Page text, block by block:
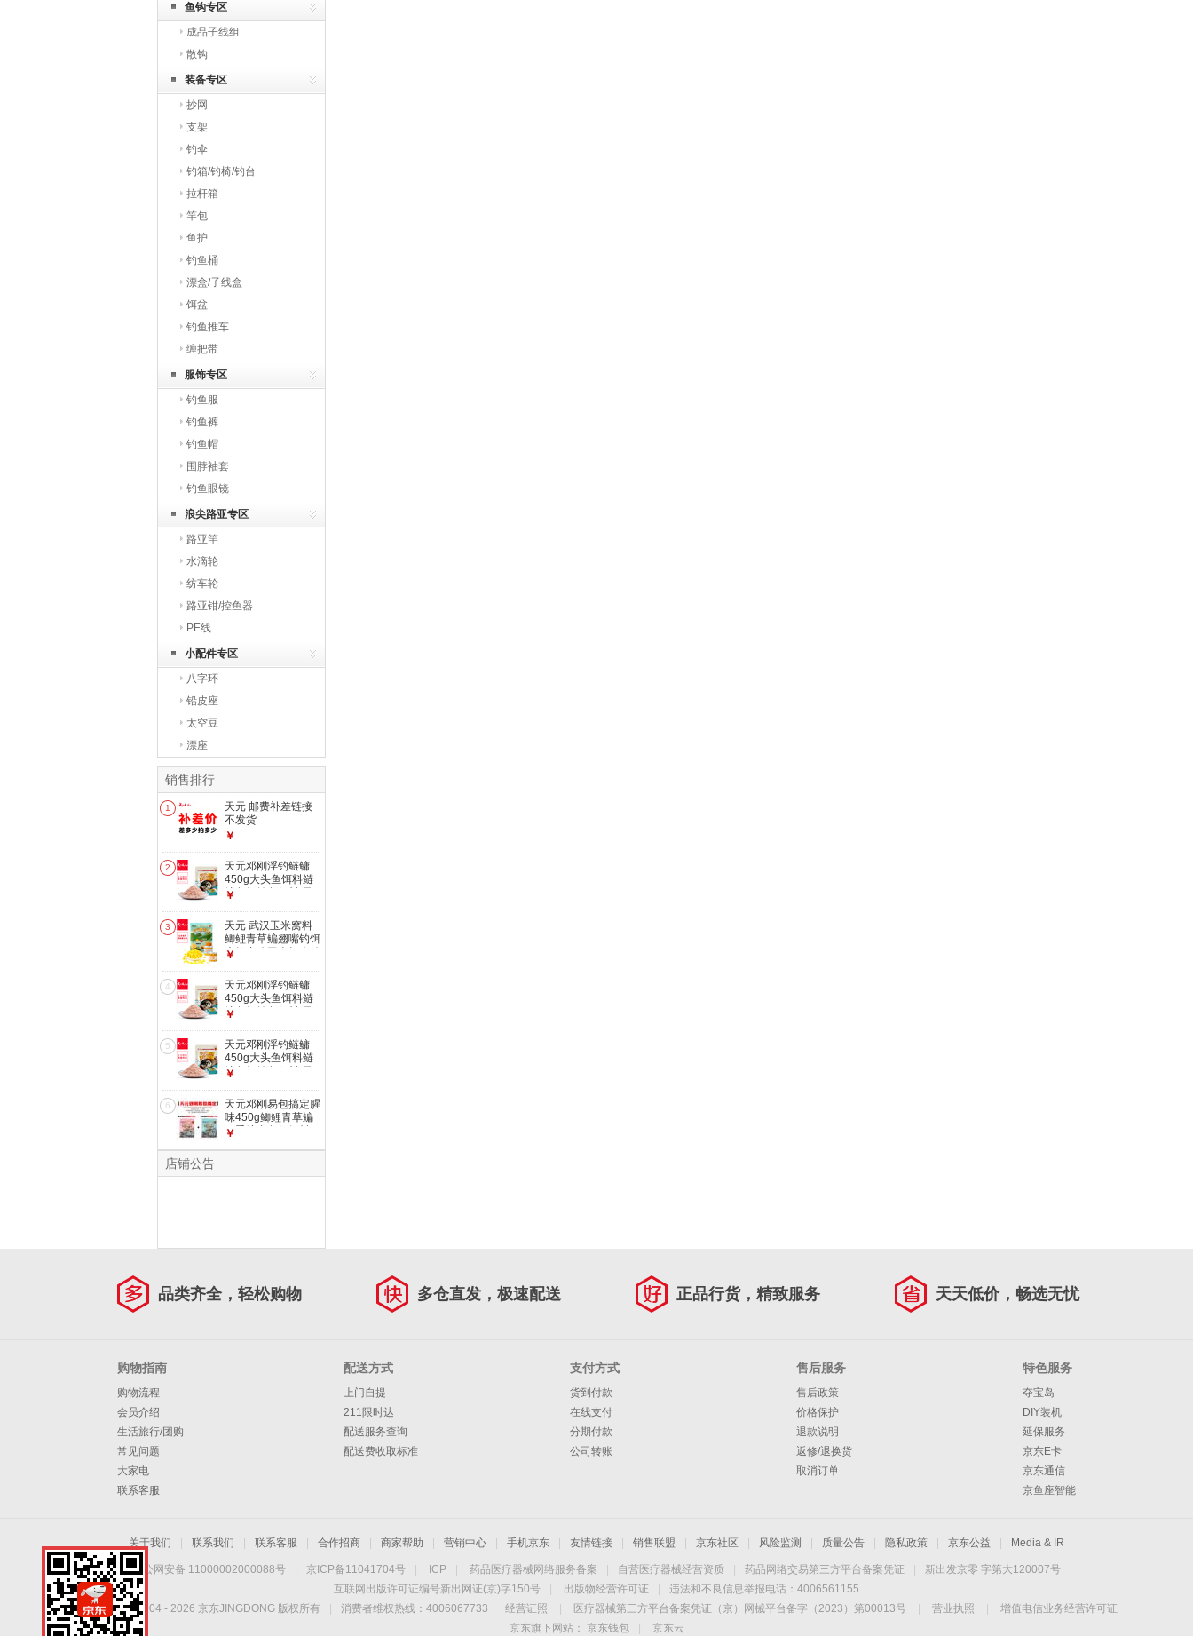
鱼钩专区
成品子线组
散钩
装备专区
抄网
支架
钓伞
钓箱/钓椅/钓台
拉杆箱
竿包
鱼护
钓鱼桶
漂盒/子线盒
饵盆
钓鱼推车
缠把带
服饰专区
钓鱼服
钓鱼裤
钓鱼帽
围脖袖套
钓鱼眼镜
浪尖路亚专区
路亚竿
水滴轮
纺车轮
路亚钳/控鱼器
PE线
小配件专区
八字环
铅皮座
太空豆
漂座
销售排行
1
天元 邮费补差链接
不发货
￥
2
天元邓刚浮钓鲢鳙
450g大头鱼饵料鲢
鳙鱼饵钓鱼饵料 天
450g 1包
￥
3
天元 武汉玉米窝料
鲫鲤青草鳊翘嘴钓饵
大物专攻玉米打窝钓
1000g-窝料（通杀
饵）
￥
4
天元邓刚浮钓鲢鳙
450g大头鱼饵料鲢
鳙鱼饵钓鱼饵料 天
￥
5
天元邓刚浮钓鲢鳙
450g大头鱼饵料鲢
鳙鱼饵钓鱼饵料 天
￥
6
天元邓刚易包搞定腥
味450g鲫鲤青草鳊
四季综合鱼饵饵料
￥
店铺公告
品类齐全，轻松购物 多仓直发，极速配送 正品行货，精致服务 天天低价，畅选无忧
购物指南
购物流程
会员介绍
生活旅行/团购
常见问题
大家电
联系客服
配送方式
上门自提
211限时达
配送服务查询
配送费收取标准
支付方式
货到付款
在线支付
分期付款
公司转账
售后服务
售后政策
价格保护
退款说明
返修/退换货
取消订单
特色服务
夺宝岛
DIY装机
延保服务
京东E卡
京东通信
京鱼座智能
关于我们 联系我们 联系客服 合作招商 商家帮助 营销中心 手机京东 友情链接 销售联盟 京东社区 风险监测 质量公告 隐私政策 京东公益 Media & IR
京公网安备 11000002000088号 京ICP备11041704号 ICP 药品医疗器械网络服务备案 自营医疗器械经营资质 药品网络交易第三方平台备案凭证
新出发京零 字第大120007号
互联网出版许可证编号新出网证(京)字150号
出版物经营许可证
违法和不良信息举报电话：4006561155
Copyright © 2004 - 2026 京东JINGDONG 版权所有 消费者维权热线：4006067733 经营证照 医疗器械第三方平台备案凭证（京）网械平台备字（2023）第00013号 营业执照
增值电信业务经营许可证
京东旗下网站：
京东钱包 京东云